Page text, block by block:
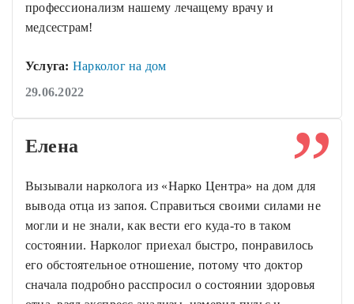
профессионализм нашему лечащему врачу и
медсестрам!
Услуга: Нарколог на дом
29.06.2022
Елена
Вызывали нарколога из «Нарко Центра» на дом для
вывода отца из запоя. Справиться своими силами не
могли и не знали, как вести его куда-то в таком
состоянии. Нарколог приехал быстро, понравилось
его обстоятельное отношение, потому что доктор
сначала подробно расспросил о состоянии здоровья